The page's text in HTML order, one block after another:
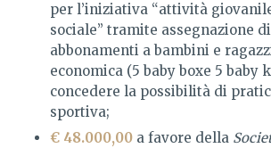
per l’iniziativa “attività
sociale” tramite assegnazione di
abbonamenti a bambini e
economica (5 baby boxe 5 baby
concedere la possibilità di
sportiva;
€ 48.000,00a favore della